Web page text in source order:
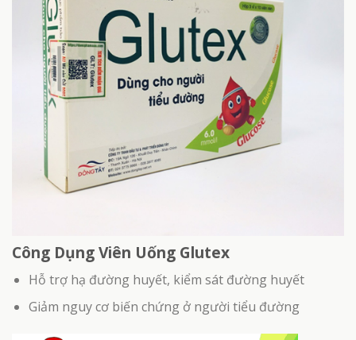
Công Dụng Viên Uống Glutex
Hỗ trợ hạ đường huyết, kiểm sát đường huyết
Giảm nguy cơ biến chứng ở người tiểu đường